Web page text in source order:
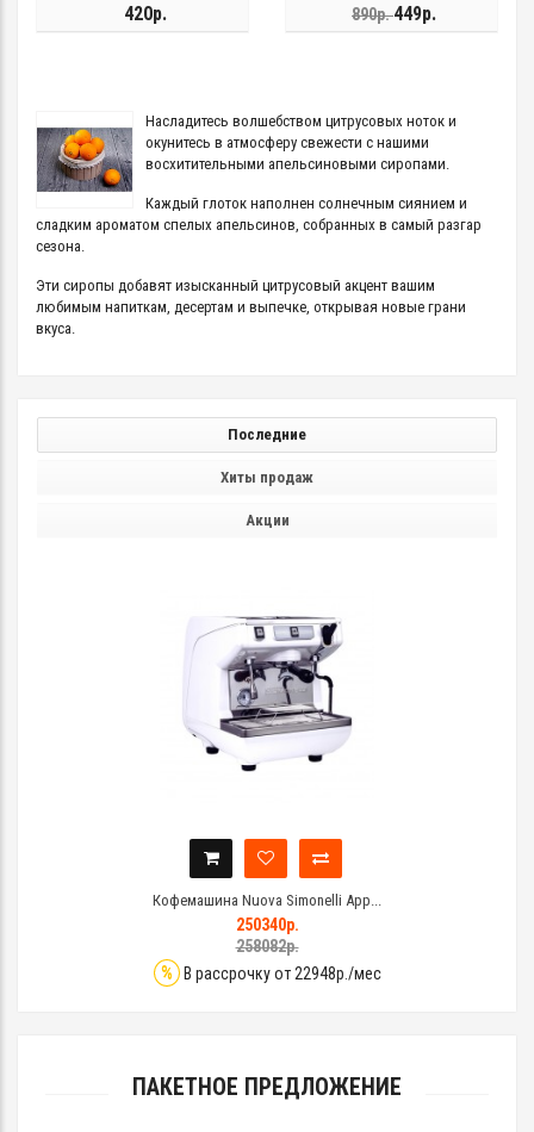
420р. 890р.449р.
Насладитесь волшебством цитрусовых ноток и
окунитесь в атмосферу свежести с нашими
восхитительными апельсиновыми сиропами.
Каждый глоток наполнен солнечным сиянием и
сладким ароматом спелых апельсинов, собранных в самый разгар
сезона.
Эти сиропы добавят изысканный цитрусовый акцент вашим
любимым напиткам, десертам и выпечке, открывая новые грани
вкуса.
Последние
Хиты продаж
Акции
Кофемашина Nuova Simonelli App...
250340р.
258082р.
% В рассрочку от 22948р./мес
ПАКЕТНОЕ ПРЕДЛОЖЕНИЕ